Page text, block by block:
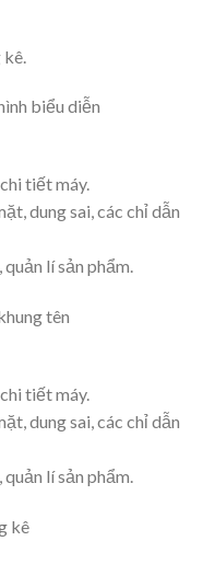
biểu diễn
tiết máy.
dung sai, các chỉ dẫn
lí sản phẩm.
tên
tiết máy.
dung sai, các chỉ dẫn
lí sản phẩm.
kê